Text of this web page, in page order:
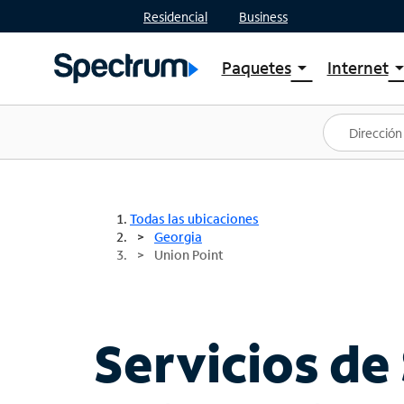
Residencial Business
Paquetesarrow_drop_down
Ver paquetes
Spectrum One
Mejores ofertas
Internetarrow_drop_down
Planes
Todas las ubicaciones
Georgia
Union Point
Servicios